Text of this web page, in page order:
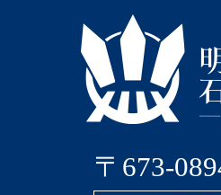
〒673-